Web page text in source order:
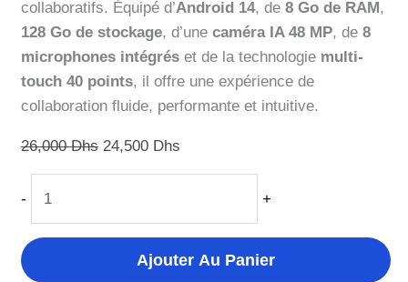
collaboratifs. Équipé d’Android 14, de8 Go de RAM ,
128 Go de stockage, d’unecaméra IA 48 MP, de8
microphones intégrés et de la technologie multi-
touch 40 points, il offre une expérience de
collaboration fluide, performante et intuitive.
26,000Dhs 24,500 Dhs
- +
Ajouter Au Panier